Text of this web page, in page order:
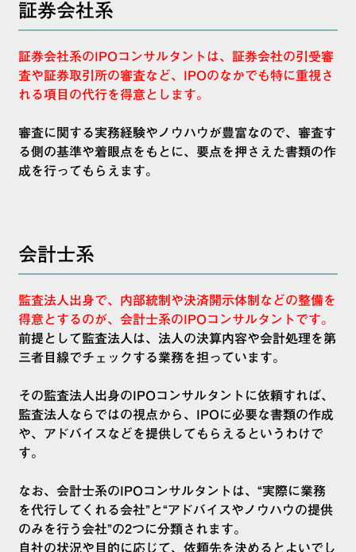
証券会社系
証券会社系のIPOコンサルタントは、証券会社の引受審
査や証券取引所の審査など、IPOのなかでも特に重視さ
れる項目の代行を得意とします。
審査に関する実務経験やノウハウが豊富なので、審査す
る側の基準や着眼点をもとに、要点を押さえた書類の作
成を行ってもらえます。
会計士系
監査法人出身で、内部統制や決済開示体制などの整備を
得意とするのが、会計士系のIPOコンサルタントです。
前提として監査法人は、法人の決算内容や会計処理を第
三者目線でチェックする業務を担っています。
その監査法人出身のIPOコンサルタントに依頼すれば、
監査法人ならではの視点から、IPOに必要な書類の作成
や、アドバイスなどを提供してもらえるというわけで
す。
なお、会計士系のIPOコンサルタントは、“実際に業務
を代行してくれる会社”と“アドバイスやノウハウの提供
のみを行う会社”の2つに分類されます。
自社の状況や目的に応じて、依頼先を決めるとよいでし